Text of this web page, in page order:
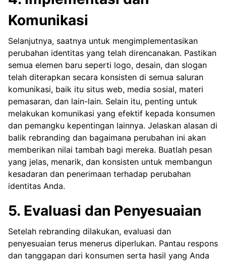
Komunikasi
Selanjutnya, saatnya untuk mengimplementasikan
perubahan identitas yang telah direncanakan. Pastikan
semua elemen baru seperti logo, desain, dan slogan
telah diterapkan secara konsisten di semua saluran
komunikasi, baik itu situs web, media sosial, materi
pemasaran, dan lain-lain. Selain itu, penting untuk
melakukan komunikasi yang efektif kepada konsumen
dan pemangku kepentingan lainnya. Jelaskan alasan di
balik rebranding dan bagaimana perubahan ini akan
memberikan nilai tambah bagi mereka. Buatlah pesan
yang jelas, menarik, dan konsisten untuk membangun
kesadaran dan penerimaan terhadap perubahan
identitas Anda.
5. Evaluasi dan Penyesuaian
Setelah rebranding dilakukan, evaluasi dan
penyesuaian terus menerus diperlukan. Pantau respons
dan tanggapan dari konsumen serta hasil yang Anda